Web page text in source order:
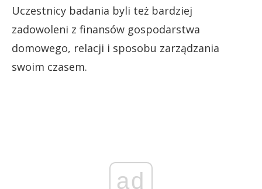
Uczestnicy badania byli też bardziej
zadowoleni z finansów gospodarstwa
domowego, relacji i sposobu zarządzania
swoim czasem.
ad